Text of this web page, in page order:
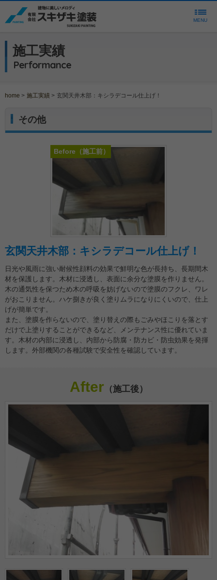
MENU
施工実績
Performance
home > 施工実績 > 玄関天井木部：キシラデコール仕上げ！
その他
Before （施工前）
玄関天井木部：キシラデコール仕上げ！
日光や風雨に強い耐候性顔料の効果で鮮明な色が長持ち、長期間木
材を保護します。木材に浸透し、表面に余分な塗膜を作りません。
木の通気性を保つため木の呼吸を妨げないので塗膜のフクレ、ワレ
がおこりません。ハケ捌きが良く塗りムラになりにくいので、仕上
げが簡単です。
また、塗膜を作らないので、塗り替えの際もごみやほこりを落とす
だけで上塗りすることができるなど、メンテナンス性に優れていま
す。木材の内部に浸透し、内部から防腐・防カビ・防虫効果を発揮
します。外部機関の各種試験で安全性を確認しています。
After（施工後）